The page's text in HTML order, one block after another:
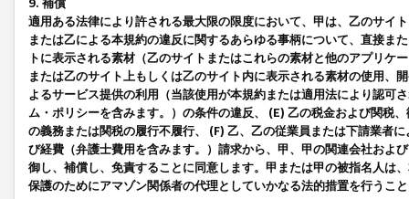
9. 補償
適用ある法律により許される最大限の限度において、甲は、乙のサイ
または乙による本規約の違反に関するあらゆる事柄について、直接ま
トに表示される素材（乙のサイトまたはこれらの素材と他のアプリ
または乙のサイト上もしくは乙のサイト内に表示される素材の使用、
よるサービス提供の利用（当該使用が本規約または適用法により認可
ム・ポリシーを含みます。）の条件の違反、 (E) 乙の税金および関税
の義務または関税の履行不履行、 (F) 乙、乙の従業員または下請業者
び経費（弁護士費用を含みます。）請求から、甲、甲の関連会社およ
御し、補償し、免責することに同意します。甲または甲の被指名人は
保護のためにアマゾン関係者の代理としていかなる法的措置を行うこ